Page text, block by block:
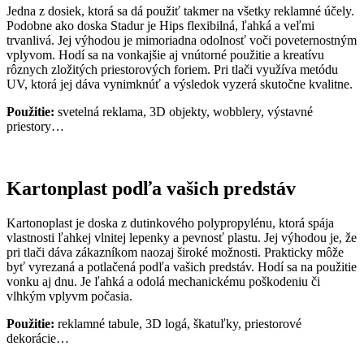
Jedna z dosiek, ktorá sa dá použiť takmer na všetky reklamné účely.
Podobne ako doska Stadur je Hips flexibilná, ľahká a veľmi
trvanlivá. Jej výhodou je mimoriadna odolnosť voči poveternostným
vplyvom. Hodí sa na vonkajšie aj vnútorné použitie a kreatívu
rôznych zložitých priestorových foriem. Pri tlači využíva metódu
UV, ktorá jej dáva vynimknúť a výsledok vyzerá skutočne kvalitne.
Použitie: svetelná reklama, 3D objekty, wobblery, výstavné
priestory…
Kartonplast podľa vašich predstáv
Kartonoplast je doska z dutinkového polypropylénu, ktorá spája
vlastnosti ľahkej vlnitej lepenky a pevnosť plastu. Jej výhodou je, že
pri tlači dáva zákazníkom naozaj široké možnosti. Prakticky môže
byť vyrezaná a potlačená podľa vašich predstáv. Hodí sa na použitie
vonku aj dnu. Je ľahká a odolá mechanickému poškodeniu či
vlhkým vplyvm počasia.
Použitie: reklamné tabule, 3D logá, škatuľky, priestorové
dekorácie…